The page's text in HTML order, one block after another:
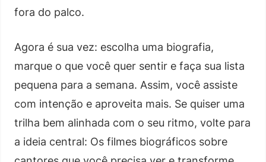
fora do palco.
Agora é sua vez: escolha uma biografia,
marque o que você quer sentir e faça sua lista
pequena para a semana. Assim, você assiste
com intenção e aproveita mais. Se quiser uma
trilha bem alinhada com o seu ritmo, volte para
a ideia central: Os filmes biográficos sobre